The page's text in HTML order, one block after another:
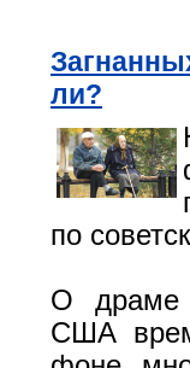
ли?
по
О драме
США